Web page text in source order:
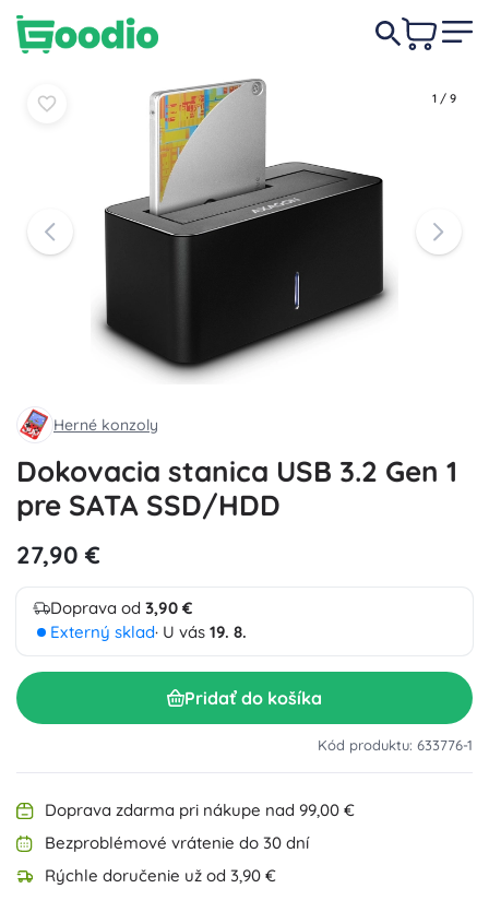
1 / 9
Herné konzoly
Dokovacia stanica USB 3.2 Gen 1
pre SATA SSD/HDD
27,90 €
Doprava od 3,90 €
Externý sklad· U vás 19. 8.
Pridať do košíka
Kód produktu: 633776-1
Doprava zdarma pri nákupe nad 99,00 €
Bezproblémové vrátenie do 30 dní
Rýchle doručenie už od 3,90 €
27,90 € Do košíka